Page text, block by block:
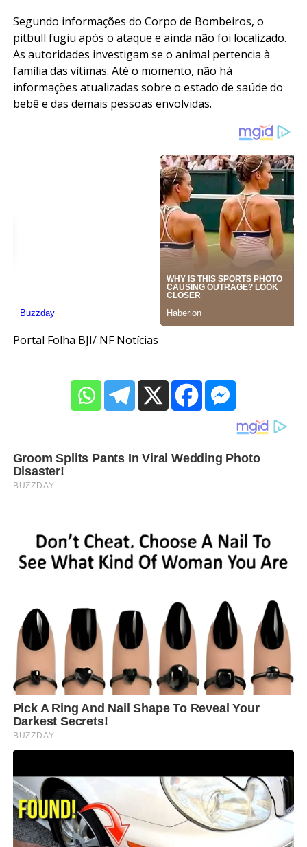
Segundo informações do Corpo de Bombeiros, o
pitbull fugiu após o ataque e ainda não foi localizado.
As autoridades investigam se o animal pertencia à
família das vítimas. Até o momento, não há
informações atualizadas sobre o estado de saúde do
bebê e das demais pessoas envolvidas.
Portal Folha BJI/ NF Notícias